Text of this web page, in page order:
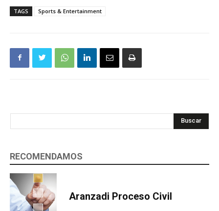
TAGS Sports & Entertainment
Buscar
RECOMENDAMOS
Aranzadi Proceso Civil